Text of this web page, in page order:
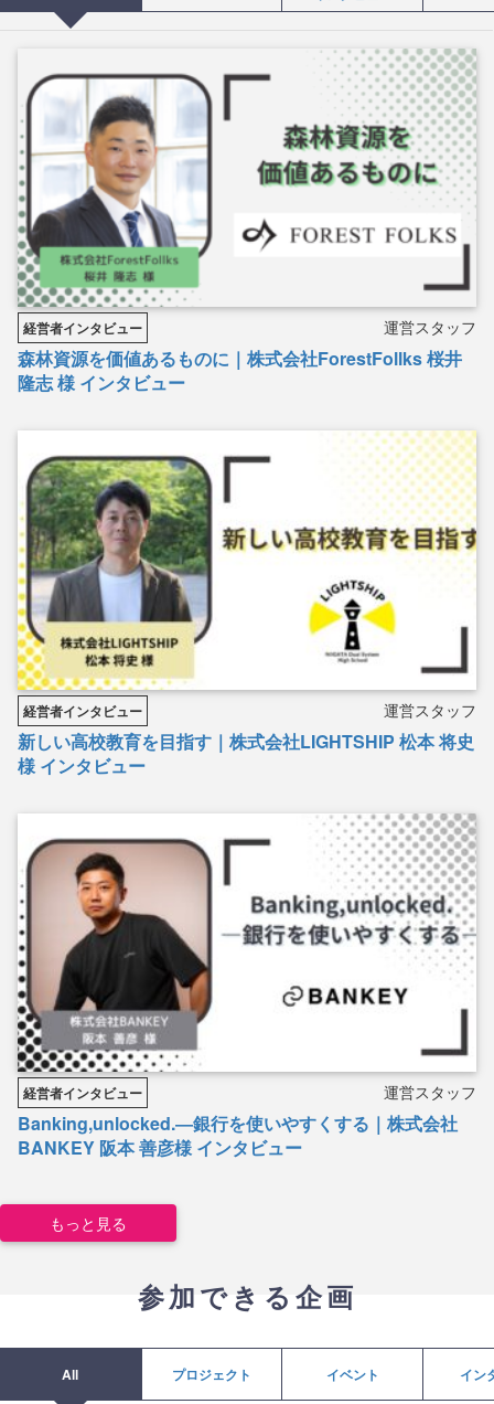
経営者インタビュー 運営スタッフ
森林資源を価値あるものに｜株式会社ForestFollks 桜井
隆志 様 インタビュー
経営者インタビュー 運営スタッフ
新しい高校教育を目指す｜株式会社LIGHTSHIP 松本 将史
様 インタビュー
経営者インタビュー 運営スタッフ
Banking,unlocked.―銀行を使いやすくする｜株式会社
BANKEY 阪本 善彦様 インタビュー
もっと見る
参加できる企画
All プロジェクト イベント イン